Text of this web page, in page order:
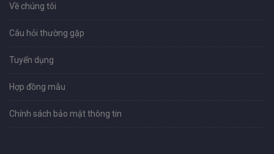
Về chúng tôi
Câu hỏi thường gặp
Tuyển dụng
Hợp đồng mẫu
Chính sách bảo mật thông tin